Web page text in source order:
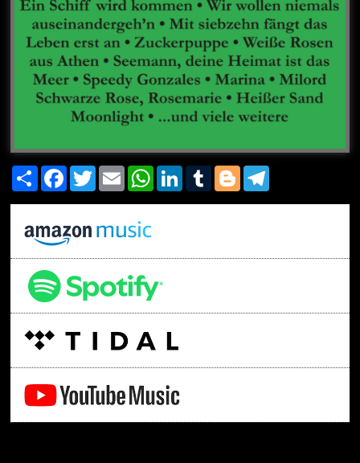
Share FacebookTwitterEmail WhatsAppLinkedInTumblrBlogger